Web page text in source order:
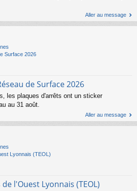
Aller au message
Surface 2026
de Surface 2026
les plaques d'arrêts ont un sticker
au 31 août.
Aller au message
Lyonnais (TEOL)
l'Ouest Lyonnais (TEOL)